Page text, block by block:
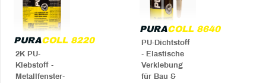
PURACOLL 8220
2K PU-
Klebstoff -
Metallfenster-
PURACOLL 8640
PU-Dichtstoff
- Elastische
Verklebung
für Bau &